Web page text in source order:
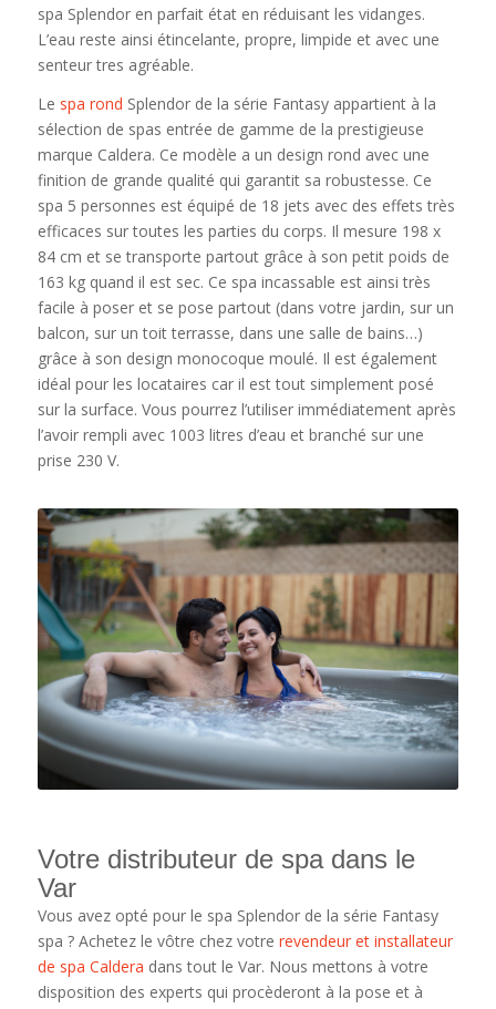
spa Splendor en parfait état en réduisant les vidanges.
L’eau reste ainsi étincelante, propre, limpide et avec une
senteur tres agréable.
Le spa rond Splendor de la série Fantasy appartient à la
sélection de spas entrée de gamme de la prestigieuse
marque Caldera. Ce modèle a un design rond avec une
finition de grande qualité qui garantit sa robustesse. Ce
spa 5 personnes est équipé de 18 jets avec des effets très
efficaces sur toutes les parties du corps. Il mesure 198 x
84 cm et se transporte partout grâce à son petit poids de
163 kg quand il est sec. Ce spa incassable est ainsi très
facile à poser et se pose partout (dans votre jardin, sur un
balcon, sur un toit terrasse, dans une salle de bains…)
grâce à son design monocoque moulé. Il est également
idéal pour les locataires car il est tout simplement posé
sur la surface. Vous pourrez l’utiliser immédiatement après
l’avoir rempli avec 1003 litres d’eau et branché sur une
prise 230 V.
Votre distributeur de spa dans le
Var
Vous avez opté pour le spa Splendor de la série Fantasy
spa ? Achetez le vôtre chez votre revendeur et installateur
de spa Caldera dans tout le Var. Nous mettons à votre
disposition des experts qui procèderont à la pose et à